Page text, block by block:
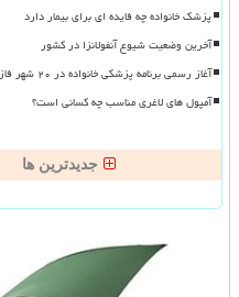
پزشک خانواده چه فایده ای برای بیمار دارد
آخرین وضعیت شیوع آنفولانزا در کشور
آغاز رسمی برنامه پزشکی خانواده در ۲۰ شهر فاز دوم
آمپول های لاغری مناسب چه کسانی است؟
جدیدترین ها